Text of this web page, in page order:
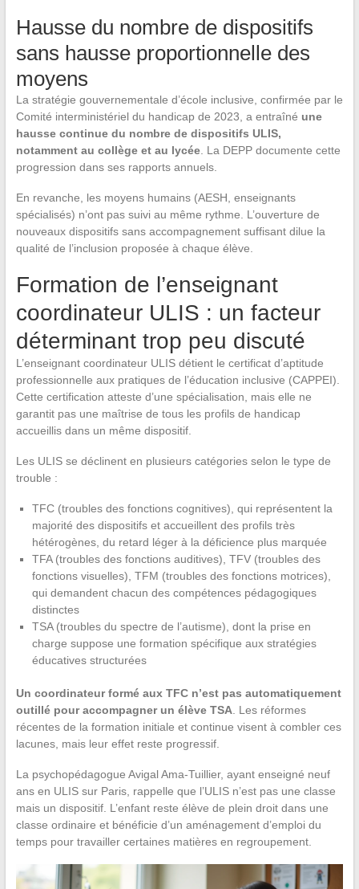
Hausse du nombre de dispositifs
sans hausse proportionnelle des
moyens
La stratégie gouvernementale d’école inclusive, confirmée par le
Comité interministériel du handicap de 2023, a entraîné une
hausse continue du nombre de dispositifs ULIS,
notamment au collège et au lycée. La DEPP documente cette
progression dans ses rapports annuels.
En revanche, les moyens humains (AESH, enseignants
spécialisés) n’ont pas suivi au même rythme. L’ouverture de
nouveaux dispositifs sans accompagnement suffisant dilue la
qualité de l’inclusion proposée à chaque élève.
Formation de l’enseignant
coordinateur ULIS : un facteur
déterminant trop peu discuté
L’enseignant coordinateur ULIS détient le certificat d’aptitude
professionnelle aux pratiques de l’éducation inclusive (CAPPEI).
Cette certification atteste d’une spécialisation, mais elle ne
garantit pas une maîtrise de tous les profils de handicap
accueillis dans un même dispositif.
Les ULIS se déclinent en plusieurs catégories selon le type de
trouble :
TFC (troubles des fonctions cognitives), qui représentent la
majorité des dispositifs et accueillent des profils très
hétérogènes, du retard léger à la déficience plus marquée
TFA (troubles des fonctions auditives), TFV (troubles des
fonctions visuelles), TFM (troubles des fonctions motrices),
qui demandent chacun des compétences pédagogiques
distinctes
TSA (troubles du spectre de l’autisme), dont la prise en
charge suppose une formation spécifique aux stratégies
éducatives structurées
Un coordinateur formé aux TFC n’est pas automatiquement
outillé pour accompagner un élève TSA. Les réformes
récentes de la formation initiale et continue visent à combler ces
lacunes, mais leur effet reste progressif.
La psychopédagogue Avigal Ama-Tuillier, ayant enseigné neuf
ans en ULIS sur Paris, rappelle que l’ULIS n’est pas une classe
mais un dispositif. L’enfant reste élève de plein droit dans une
classe ordinaire et bénéficie d’un aménagement d’emploi du
temps pour travailler certaines matières en regroupement.